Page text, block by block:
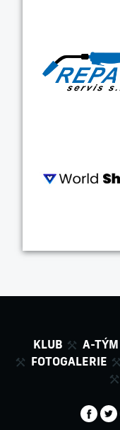
KLUB A-TÝM
FOTOGALERIE